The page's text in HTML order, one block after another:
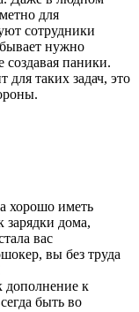
для
сотрудники
нужно
создавая паники.
таких задач, это
хорошо иметь
зарядки дома,
вас
вы без труда
дополнение к
быть во